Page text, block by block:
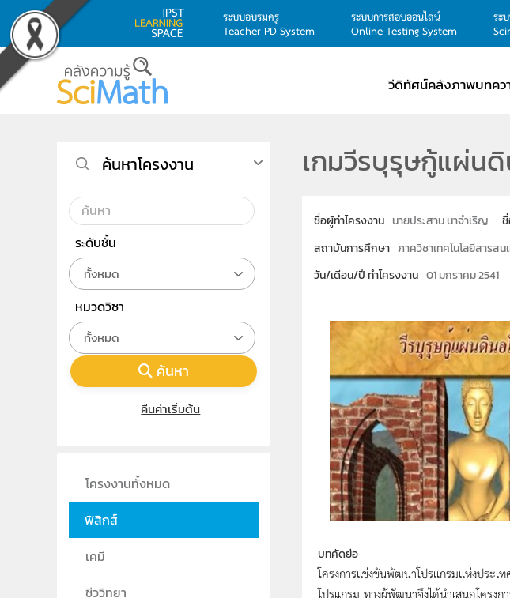
Skip to main content
ระบบอบรมครู
Teacher PD System
ระบบการสอบออนไลน์
Online Testing System
ระ
วีดิทัศน์คลังภาพบทคว
เกมวีรบุรุษกู้แผ่นดิ
ชื่อผู้ทำโครงงาน นายประสาน นาจำเริญ
สถาบันการศึกษา ภาควิชาเทคโนโลยีสารส
วัน/เดือน/ปี ทำโครงงาน 01 มกราคม 2541
บทคัดย่อ
โครงการแข่งขันพัฒนาโปรแกรมแห่งประเ
โปรแกรม ทางผู้พัฒนาจึงได้นำเสนอโคร
ค้นหาโครงงาน
ระดับชั้น
ทั้งหมด
หมวดวิชา
ทั้งหมด
ค้นหา
คืนค่าเริ่มต้น
โครงงานทั้งหมด
ฟิสิกส์
เคมี
ชีววิทยา